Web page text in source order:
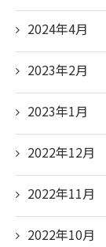
2024年4月
2023年2月
2023年1月
2022年12月
2022年11月
2022年10月